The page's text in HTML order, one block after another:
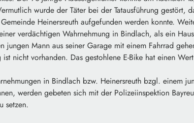
wurde der Täter bei der Tatausführung gestört,
Heinersreuth aufgefunden werden konnte.
verdächtigen Wahrnehmung in Bindlach, als ein
jungen Mann aus seiner Garage mit einem Fahrrad
nicht vorhanden. Das gestohlene E-Bike hat einen
in Bindlach bzw. Heinersreuth bzgl. einem
werden gebeten sich mit der Polizeiinspektion
setzen.